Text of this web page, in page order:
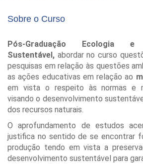
Sobre o Curso
Pós-Graduação Ecologia e
Sustentável, abordar no curso
pesquisas em relação às questões
as ações educativas em relação ao
em vista o respeito às normas e
visando o desenvolvimento
dos recursos naturais.
O aprofundamento de estudos
justifica no sentido de se encontrar
produção tendo em vista a
desenvolvimento sustentável para